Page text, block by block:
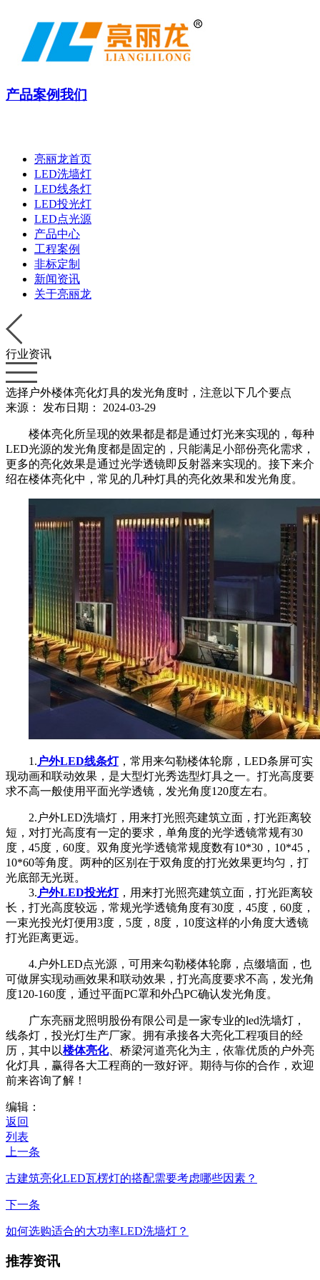
产品案例我们
亮丽龙首页
LED洗墙灯
LED线条灯
LED投光灯
LED点光源
产品中心
工程案例
非标定制
新闻资讯
关于亮丽龙
行业资讯
选择户外楼体亮化灯具的发光角度时，注意以下几个要点
来源： 发布日期： 2024-03-29
楼体亮化所呈现的效果都是都是通过灯光来实现的，每种
LED光源的发光角度都是固定的，只能满足小部份亮化需求，
更多的亮化效果是通过光学透镜即反射器来实现的。接下来介
绍在楼体亮化中，常见的几种灯具的亮化效果和发光角度。
1. 户外LED线条灯，常用来勾勒楼体轮廓，LED条屏可实
现动画和联动效果，是大型灯光秀选型灯具之一。打光高度要
求不高一般使用平面光学透镜，发光角度120度左右。
2.户外LED洗墙灯，用来打光照亮建筑立面，打光距离较
短，对打光高度有一定的要求，单角度的光学透镜常规有30
度，45度，60度。双角度光学透镜常规度数有10*30，10*45，
10*60等角度。两种的区别在于双角度的打光效果更均匀，打
光底部无光斑。
3. 户外LED投光灯，用来打光照亮建筑立面，打光距离较
长，打光高度较远，常规光学透镜角度有30度，45度，60度，
一束光投光灯便用3度，5度，8度，10度这样的小角度大透镜
打光距离更远。
4.户外LED点光源，可用来勾勒楼体轮廓，点缀墙面，也
可做屏实现动画效果和联动效果，打光高度要求不高，发光角
度120-160度，通过平面PC罩和外凸PC确认发光角度。
广东亮丽龙照明股份有限公司是一家专业的led洗墙灯，
线条灯，投光灯生产厂家。拥有承接各大亮化工程项目的经
历，其中以楼体亮化、桥梁河道亮化为主，依靠优质的户外亮
化灯具，赢得各大工程商的一致好评。期待与你的合作，欢迎
前来咨询了解！
编辑：
返回
列表
上一条
古建筑亮化LED瓦楞灯的搭配需要考虑哪些因素？
下一条
如何选购适合的大功率LED洗墙灯？
推荐资讯